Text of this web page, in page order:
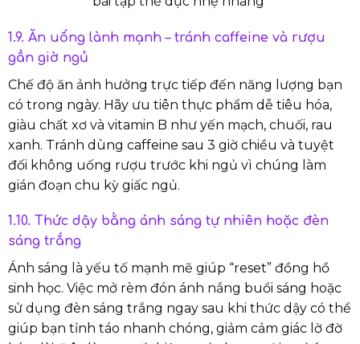
1.9. Ăn uống lành mạnh – tránh caffeine và rượu
gần giờ ngủ
Chế độ ăn ảnh hưởng trực tiếp đến năng lượng bạn
có trong ngày. Hãy ưu tiên thực phẩm dễ tiêu hóa,
giàu chất xơ và vitamin B như yến mạch, chuối, rau
xanh. Tránh dùng caffeine sau 3 giờ chiều và tuyệt
đối không uống rượu trước khi ngủ vì chúng làm
gián đoạn chu kỳ giấc ngủ.
1.10. Thức dậy bằng ánh sáng tự nhiên hoặc đèn
sáng trắng
Ánh sáng là yếu tố mạnh mẽ giúp “reset” đồng hồ
sinh học. Việc mở rèm đón ánh nắng buổi sáng hoặc
sử dụng đèn sáng trắng ngay sau khi thức dậy có thể
giúp bạn tỉnh táo nhanh chóng, giảm cảm giác lờ đờ